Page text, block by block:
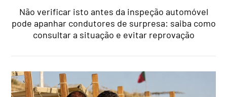
Não verificar isto antes da inspeção automóvel
pode apanhar condutores de surpresa: saiba como
consultar a situação e evitar reprovação